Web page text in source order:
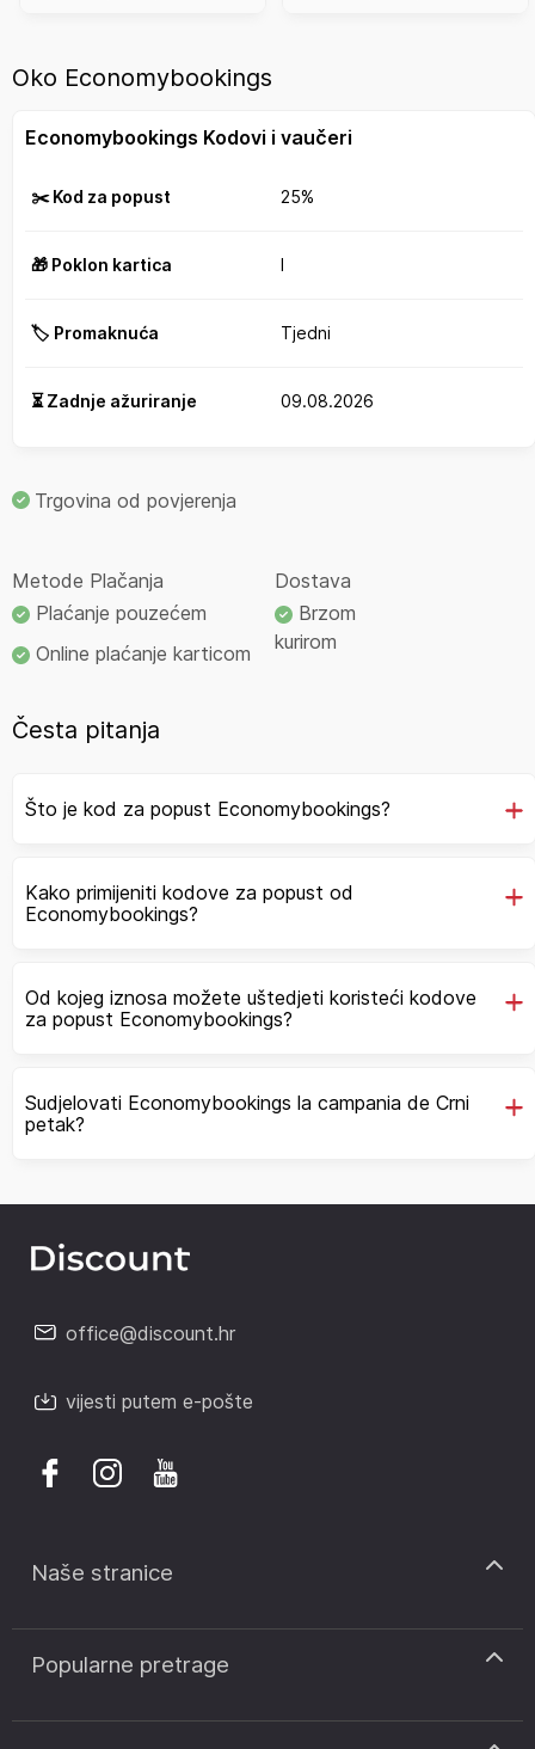
Oko Economybookings
Economybookings Kodovi i vaučeri
✂️ Kod za popust 25%
🎁 Poklon kartica I
🏷️ Promaknuća Tjedni
⏳ Zadnje ažuriranje 09.08.2026
Trgovina od povjerenja
Metode Plačanja
Plaćanje pouzećem
Online plaćanje karticom
Dostava
Brzom
kurirom
Česta pitanja
Što je kod za popust Economybookings?
Kako primijeniti kodove za popust od
Economybookings?
Od kojeg iznosa možete uštedjeti koristeći kodove
za popust Economybookings?
Sudjelovati Economybookings la campania de Crni
petak?
office@discount.hr
vijesti putem e-pošte
Naše stranice
discount.sk
discount.ro
Popularne pretrage
Kodovi za popust CCC